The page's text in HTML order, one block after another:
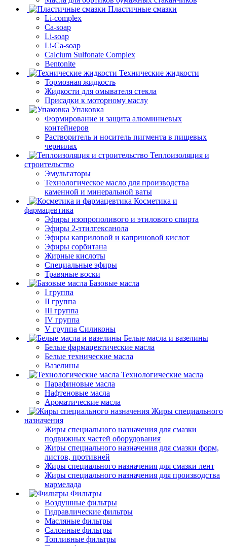
Пластичные смазки
Li-complex
Ca-soap
Li-soap
Li-Ca-soap
Calcium Sulfonate Complex
Bentonite
Технические жидкости
Тормозная жидкость
Жидкости для омывателя стекла
Присадки к моторному маслу
Упаковка
Формирование и защита алюминиевых
контейнеров
Растворитель и носитель пигмента в пищевых
чернилах
Теплоизоляция и
строительство
Эмульгаторы
Технологическое масло для производства
каменной и минеральной ваты
Косметика и
фармацевтика
Эфиры изопрополивого и этилового спирта
Эфиры 2-этилгексанола
Эфиры каприловой и каприновой кислот
Эфиры сорбитана
Жирные кислоты
Специальные эфиры
Травяные воски
Базовые масла
I группа
II группа
III группа
IV группа
V группа Силиконы
Белые масла и вазелины
Белые фармацевтические масла
Белые технические масла
Вазелины
Технологические масла
Парафиновые масла
Нафтеновые масла
Ароматические масла
Жиры специального
назначения
Жиры специального назначения для смазки
подвижных частей оборудования
Жиры специального назначения для смазки форм,
листов, противней
Жиры специального назначения для смазки лент
Жиры специального назначения для производства
мармелада
Фильтры
Воздушные фильтры
Гидравлические фильтры
Масляные фильтры
Салонные фильтры
Топливные фильтры